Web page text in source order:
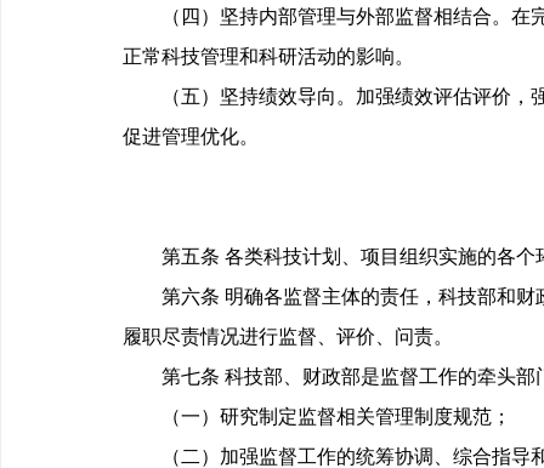
（四）坚持内部管理与外部监督相结合。在完
正常科技管理和科研活动的影响。
（五）坚持绩效导向。加强绩效评估评价，强
促进管理优化。
第五条 各类科技计划、项目组织实施的各个
第六条 明确各监督主体的责任，科技部和财
履职尽责情况进行监督、评价、问责。
第七条 科技部、财政部是监督工作的牵头部
（一）研究制定监督相关管理制度规范；
（二）加强监督工作的统筹协调、综合指导